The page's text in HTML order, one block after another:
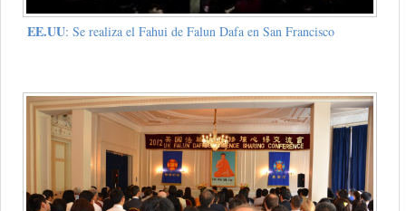
EE.UU: Se realiza el Fahui de Falun Dafa en San Francisco